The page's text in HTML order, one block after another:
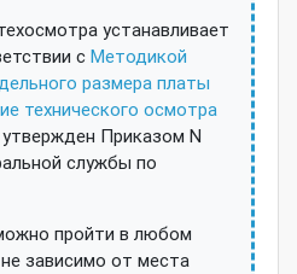
устанавливает
с Методикой
размера платы
технического осмотра
Приказом N
службы по
пройти в любом
зависимо от места